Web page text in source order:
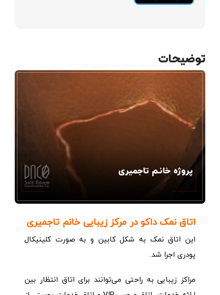
توضیحات
اتاق نمک داکو در مرکز زیبایی خانم تاجمیری
این اتاق نمک به شکل کابین و به صورت کلینیکال
پودری اجرا شد.
مراکز زیبایی به راحتی می‌توانند برای اتاق انتظار بین